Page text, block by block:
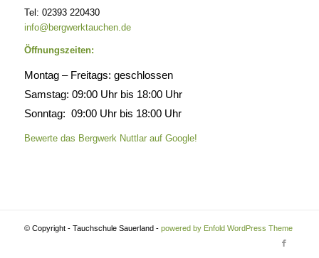
Tel: 02393 220430
info@bergwerktauchen.de
Öffnungszeiten:
Montag – Freitags: geschlossen
Samstag: 09:00 Uhr bis 18:00 Uhr
Sonntag: 09:00 Uhr bis 18:00 Uhr
Bewerte das Bergwerk Nuttlar auf Google!
© Copyright - Tauchschule Sauerland - powered by Enfold WordPress Theme